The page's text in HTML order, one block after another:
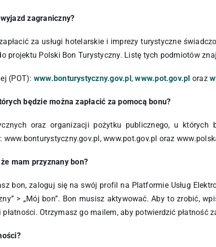
zagraniczny?
za usługi hotelarskie i imprezy turystyczne
projektu Polski Bon Turystyczny. Listę tych podmiotów
(POT): www.bonturystyczny.gov.pl,www.pot.gov.pl oraz
będzie można zapłacić za pomocą bonu?
oraz organizacji pożytku publicznego, u których
www.bonturystyczny.gov.pl, www.pot.gov.pl oraz
mam przyznany bon?
bon, zaloguj się na swój profil na Platformie Usług
> „Mój bon”. Bon musisz aktywować. Aby to zrobić,
Otrzymasz go mailem, aby potwierdzić płatność